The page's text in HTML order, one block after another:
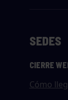
SEDES
CIERRE
Cómo